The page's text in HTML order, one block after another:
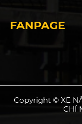
FANPAGE
Copyright © XE
CHÍ